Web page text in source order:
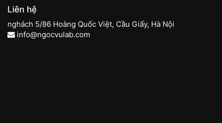
Liên hệ
nghách 5/86 Hoàng Quốc Việt, Cầu Giấy, Hà Nội
info@ngocvulab.com